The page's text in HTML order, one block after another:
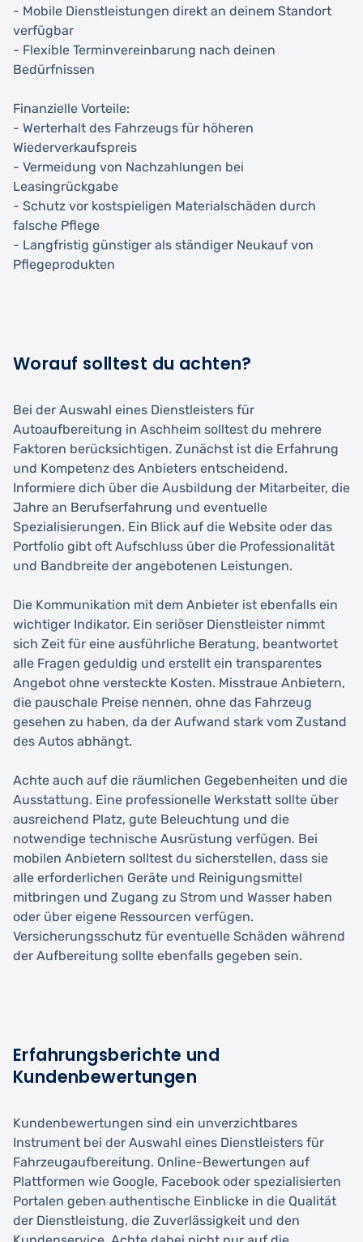
- Mobile Dienstleistungen direkt an deinem Standort
verfügbar
- Flexible Terminvereinbarung nach deinen
Bedürfnissen
Finanzielle Vorteile:
- Werterhalt des Fahrzeugs für höheren
Wiederverkaufspreis
- Vermeidung von Nachzahlungen bei
Leasingrückgabe
- Schutz vor kostspieligen Materialschäden durch
falsche Pflege
- Langfristig günstiger als ständiger Neukauf von
Pflegeprodukten
Worauf solltest du achten?
Bei der Auswahl eines Dienstleisters für
Autoaufbereitung in Aschheim solltest du mehrere
Faktoren berücksichtigen. Zunächst ist die Erfahrung
und Kompetenz des Anbieters entscheidend.
Informiere dich über die Ausbildung der Mitarbeiter, die
Jahre an Berufserfahrung und eventuelle
Spezialisierungen. Ein Blick auf die Website oder das
Portfolio gibt oft Aufschluss über die Professionalität
und Bandbreite der angebotenen Leistungen.
Die Kommunikation mit dem Anbieter ist ebenfalls ein
wichtiger Indikator. Ein seriöser Dienstleister nimmt
sich Zeit für eine ausführliche Beratung, beantwortet
alle Fragen geduldig und erstellt ein transparentes
Angebot ohne versteckte Kosten. Misstraue Anbietern,
die pauschale Preise nennen, ohne das Fahrzeug
gesehen zu haben, da der Aufwand stark vom Zustand
des Autos abhängt.
Achte auch auf die räumlichen Gegebenheiten und die
Ausstattung. Eine professionelle Werkstatt sollte über
ausreichend Platz, gute Beleuchtung und die
notwendige technische Ausrüstung verfügen. Bei
mobilen Anbietern solltest du sicherstellen, dass sie
alle erforderlichen Geräte und Reinigungsmittel
mitbringen und Zugang zu Strom und Wasser haben
oder über eigene Ressourcen verfügen.
Versicherungsschutz für eventuelle Schäden während
der Aufbereitung sollte ebenfalls gegeben sein.
Erfahrungsberichte und
Kundenbewertungen
Kundenbewertungen sind ein unverzichtbares
Instrument bei der Auswahl eines Dienstleisters für
Fahrzeugaufbereitung. Online-Bewertungen auf
Plattformen wie Google, Facebook oder spezialisierten
Portalen geben authentische Einblicke in die Qualität
der Dienstleistung, die Zuverlässigkeit und den